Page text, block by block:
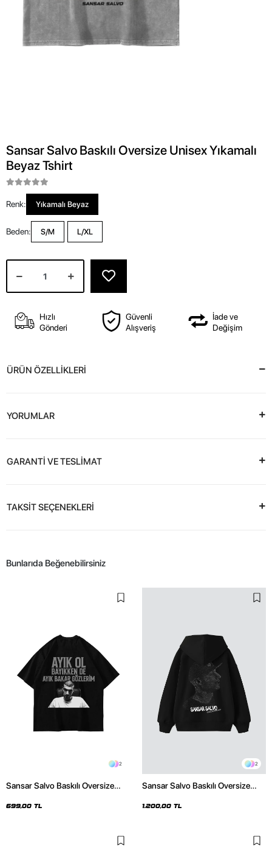
Sansar Salvo Baskılı Oversize Unisex Yıkamalı
Beyaz Tshirt
Renk: Yıkamalı Beyaz
Beden: S/M L/XL
Hızlı
Gönderi
Güvenli
Alışveriş
İade ve
Değişim
ÜRÜN ÖZELLİKLERİ
YORUMLAR
GARANTİ VE TESLİMAT
TAKSİT SEÇENEKLERİ
Bunlarıda Beğenebilirsiniz
2
Sansar Salvo Baskılı Oversize
699,00 TL
2
Sansar Salvo Baskılı Oversize
1.200,00 TL